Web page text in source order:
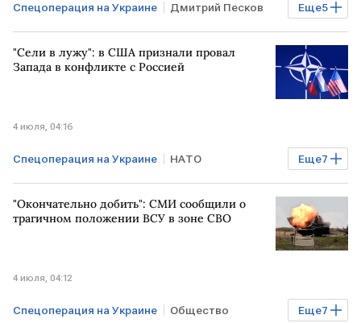
Еще5
Спецоперация на Украине Дмитрий Песков
Владимир Путин ЗАПАД
Мировая экономика РОССИЯ
"Сели в лужу": в США признали провал
Запада в конфликте с Россией
4 июля, 04:16
Еще7
Спецоперация на Украине НАТО
Владимир Путин Дмитрий Песков ЗАПАД
УКРАИНА США Мировая экономика
"Окончательно добить": СМИ сообщили о
трагичном положении ВСУ в зоне СВО
4 июля, 04:12
Еще7
Спецоперация на Украине Общество